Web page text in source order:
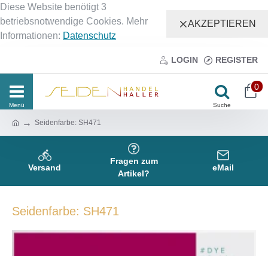
Diese Website benötigt 3
betriebsnotwendige Cookies. Mehr
Informationen: Datenschutz
AKZEPTIEREN
LOGIN REGISTER
0
Seidenfarbe: SH471
Versand
Fragen zum
Artikel?
eMail
Seidenfarbe: SH471